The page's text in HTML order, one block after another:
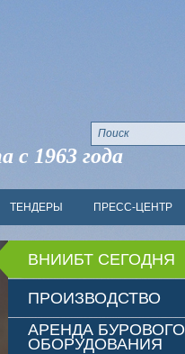
с 1963 года
ТЕНДЕРЫ ПРЕСС-ЦЕНТР
ВНИИБТ СЕГОДНЯ
ПРОИЗВОДСТВО
АРЕНДА БУРОВОГО
ОБОРУДОВАНИЯ